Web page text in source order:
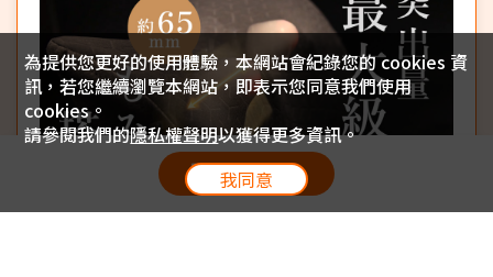
放入購物車
為提供您更好的使用體驗，本網站會紀錄您的 cookies 資
訊，若您繼續瀏覽本網站，即表示您同意我們使用
cookies。
請參閱我們的隱私權聲明以獲得更多資訊。
我同意